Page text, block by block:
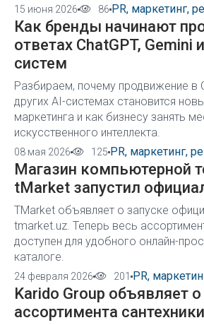
15 июня 2026 86 PR, маркетинг,
Как бренды начинают
ответах ChatGPT, Gemini
систем
Разбираем, почему продвижение в
других AI-системах становится
маркетинга и как бизнесу занять
искусственного интеллекта.
08 мая 2026 125 PR, маркетинг,
Магазин компьютерной
tMarket запустил
TMarket объявляет о запуске
tmarket.uz. Теперь весь
доступен для удобного онлайн-
каталоге.
24 февраля 2026 201 PR,
Karido Group объявляет
ассортимента сантехники